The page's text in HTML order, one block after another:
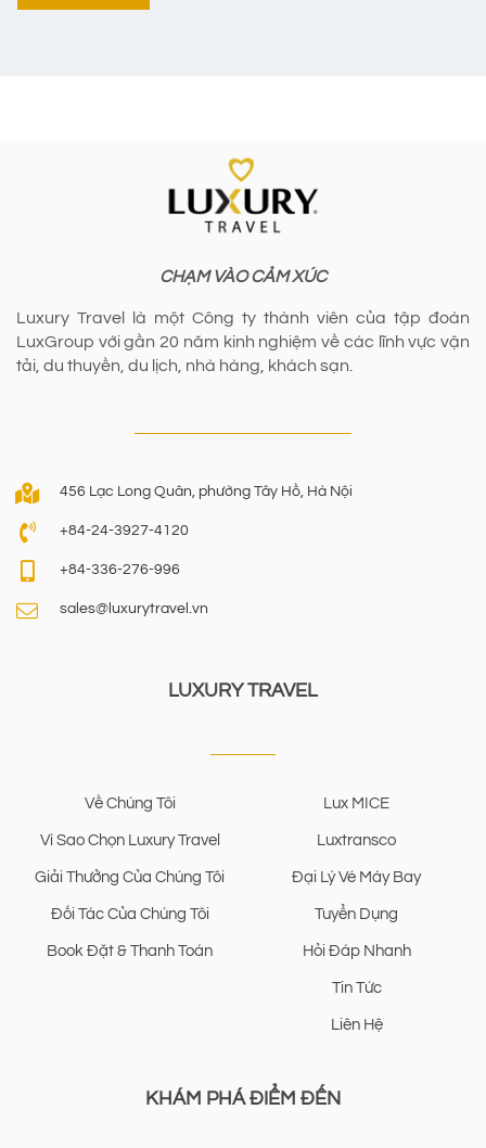
CHẠM VÀO CẢM XÚC
Luxury Travel là một Công ty thành viên của tập đoàn
LuxGroup với gần 20 năm kinh nghiệm về các lĩnh vực vận
tải, du thuyền, du lịch, nhà hàng, khách sạn.
456 Lạc Long Quân, phường Tây Hồ, Hà Nội
+84-24-3927-4120
+84-336-276-996
sales@luxurytravel.vn
LUXURY TRAVEL
Về Chúng Tôi
Vì Sao Chọn Luxury Travel
Giải Thưởng Của Chúng Tôi
Đối Tác Của Chúng Tôi
Book Đặt & Thanh Toán
Lux MICE
Luxtransco
Đại Lý Vé Máy Bay
Tuyển Dụng
Hỏi Đáp Nhanh
Tin Tức
Liên Hệ
KHÁM PHÁ ĐIỂM ĐẾN